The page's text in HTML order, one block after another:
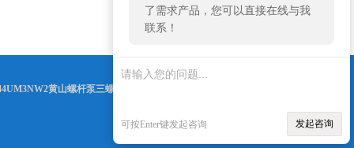
了需求产品，您可以直接在线与我
联系！
可按Enter键发起咨询 发起咨询
返回
黄山螺杆泵三螺杆泵详细资料